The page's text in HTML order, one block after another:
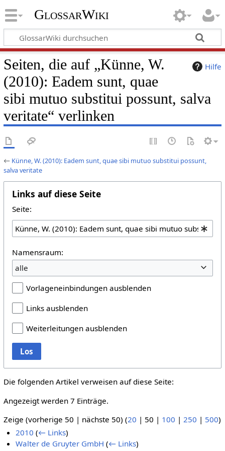
GlossarWiki
Hilfe
Seiten, die auf „Künne, W.
(2010): Eadem sunt, quae
sibi mutuo substitui possunt, salva
veritate“ verlinken
← Künne, W. (2010): Eadem sunt, quae sibi mutuo substitui possunt,
salva veritate
Links auf diese Seite
Seite:
Namensraum:
alle
Vorlageneinbindungen ausblenden
Links ausblenden
Weiterleitungen ausblenden
Los
Die folgenden Artikel verweisen auf diese Seite:
Angezeigt werden 7 Einträge.
Zeige (vorherige 50 | nächste 50) (20 | 50 | 100 | 250 | 500)
2010 (← Links)
Walter de Gruyter GmbH (← Links)